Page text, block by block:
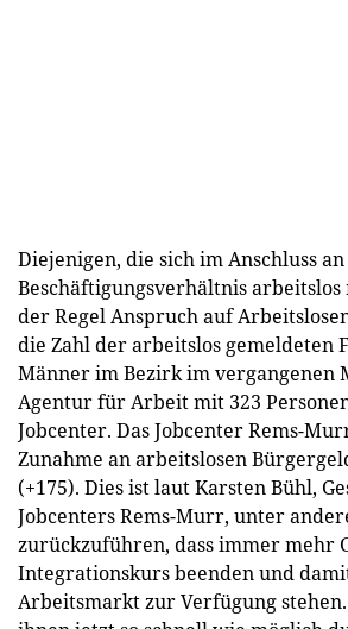
Diejenigen, die sich im Anschluss
Beschäftigungsverhältnis
der Regel Anspruch auf
die Zahl der arbeitslos gemeldeten
Männer im Bezirk im vergangenen
Agentur für Arbeit mit 323
Jobcenter. Das Jobcenter Rems-
Zunahme an arbeitslosen
(+175). Dies ist laut Karsten Bühl,
Jobcenters Rems-Murr, unter
zurückzuführen, dass immer mehr
Integrationskurs beenden und
Arbeitsmarkt zur Verfügung stehen.